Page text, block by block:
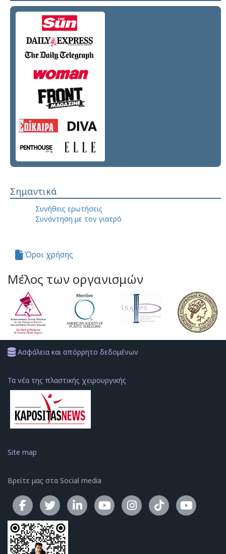
Σημαντικά
Συνήθεις ερωτήσεις
Συνάντηση με τον γιατρό
Όροι χρήσης
Μέλος των οργανισμών
Ασφάλεια και απόρρητο δεδομένων
Τα νέα της πλαστικής χειρουργικής
Site map
Βρείτε μας στα Social media